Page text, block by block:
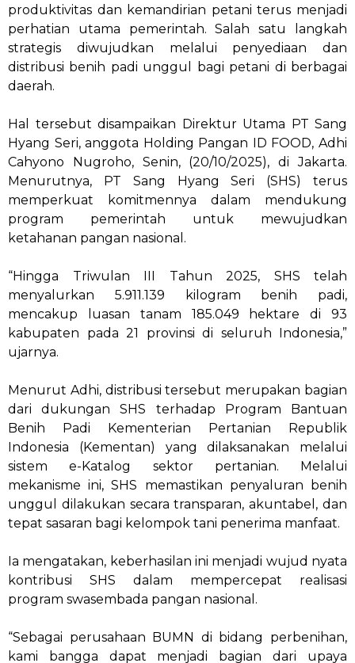
produktivitas dan kemandirian petani terus menjadi
perhatian utama pemerintah. Salah satu langkah
strategis diwujudkan melalui penyediaan dan
distribusi benih padi unggul bagi petani di berbagai
daerah.
Hal tersebut disampaikan Direktur Utama PT Sang
Hyang Seri, anggota Holding Pangan ID FOOD, Adhi
Cahyono Nugroho, Senin, (20/10/2025), di Jakarta.
Menurutnya, PT Sang Hyang Seri (SHS) terus
memperkuat komitmennya dalam mendukung
program pemerintah untuk mewujudkan
ketahanan pangan nasional.
“Hingga Triwulan III Tahun 2025, SHS telah
menyalurkan 5.911.139 kilogram benih padi,
mencakup luasan tanam 185.049 hektare di 93
kabupaten pada 21 provinsi di seluruh Indonesia,”
ujarnya.
Menurut Adhi, distribusi tersebut merupakan bagian
dari dukungan SHS terhadap Program Bantuan
Benih Padi Kementerian Pertanian Republik
Indonesia (Kementan) yang dilaksanakan melalui
sistem e-Katalog sektor pertanian. Melalui
mekanisme ini, SHS memastikan penyaluran benih
unggul dilakukan secara transparan, akuntabel, dan
tepat sasaran bagi kelompok tani penerima manfaat.
Ia mengatakan, keberhasilan ini menjadi wujud nyata
kontribusi SHS dalam mempercepat realisasi
program swasembada pangan nasional.
“Sebagai perusahaan BUMN di bidang perbenihan,
kami bangga dapat menjadi bagian dari upaya